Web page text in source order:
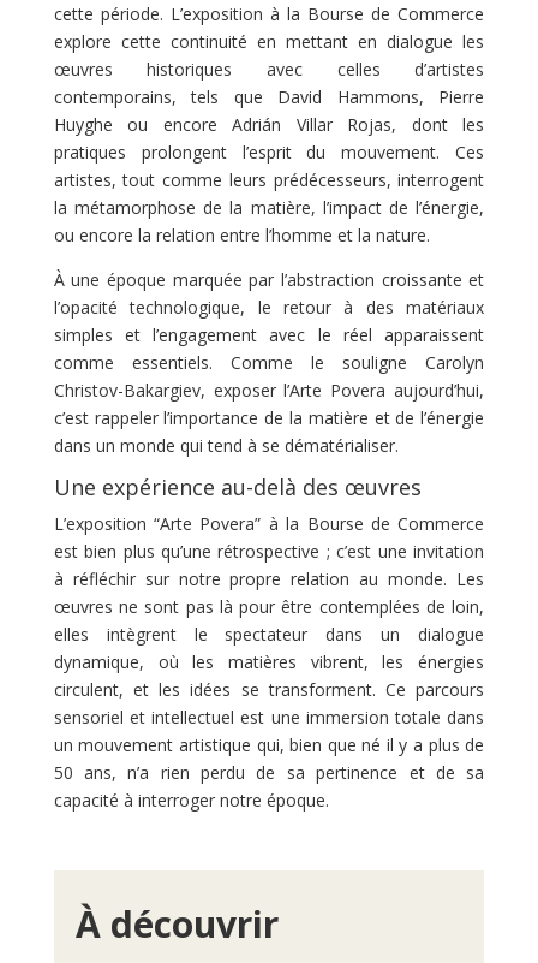
cette période. L’exposition à la Bourse de Commerce
explore cette continuité en mettant en dialogue les
œuvres historiques avec celles d’artistes
contemporains, tels que David Hammons, Pierre
Huyghe ou encore Adrián Villar Rojas, dont les
pratiques prolongent l’esprit du mouvement. Ces
artistes, tout comme leurs prédécesseurs, interrogent
la métamorphose de la matière, l’impact de l’énergie,
ou encore la relation entre l’homme et la nature.
À une époque marquée par l’abstraction croissante et
l’opacité technologique, le retour à des matériaux
simples et l’engagement avec le réel apparaissent
comme essentiels. Comme le souligne Carolyn
Christov-Bakargiev, exposer l’Arte Povera aujourd’hui,
c’est rappeler l’importance de la matière et de l’énergie
dans un monde qui tend à se dématérialiser.
Une expérience au-delà des œuvres
L’exposition “Arte Povera” à la Bourse de Commerce
est bien plus qu’une rétrospective ; c’est une invitation
à réfléchir sur notre propre relation au monde. Les
œuvres ne sont pas là pour être contemplées de loin,
elles intègrent le spectateur dans un dialogue
dynamique, où les matières vibrent, les énergies
circulent, et les idées se transforment. Ce parcours
sensoriel et intellectuel est une immersion totale dans
un mouvement artistique qui, bien que né il y a plus de
50 ans, n’a rien perdu de sa pertinence et de sa
capacité à interroger notre époque.
À découvrir